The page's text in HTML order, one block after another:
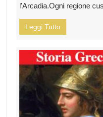
l'Arcadia.Ogni regione
Leggi Tutto